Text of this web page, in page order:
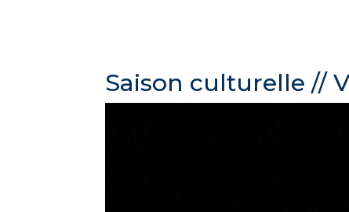
Saison culturelle //